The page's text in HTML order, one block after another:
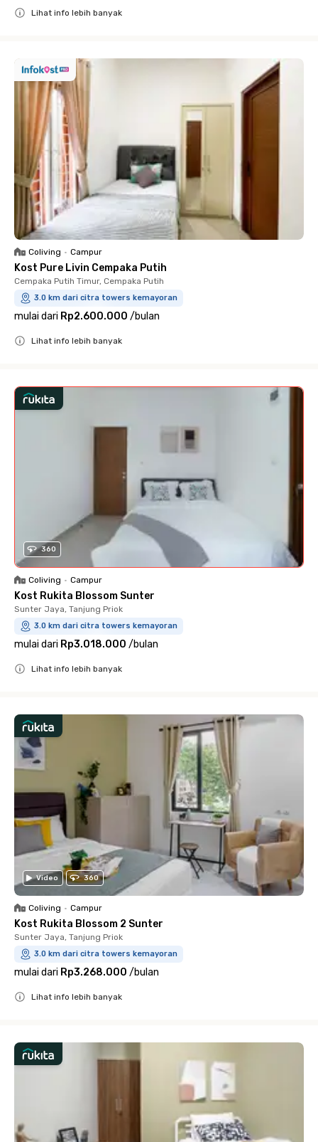
Lihat info lebih banyak
Coliving • Campur
Kost Pure Livin Cempaka Putih
Cempaka Putih Timur, Cempaka Putih
3.0 km dari citra towers kemayoran
mulai dari Rp2.600.000 /bulan
Lihat info lebih banyak
360
Coliving • Campur
Kost Rukita Blossom Sunter
Sunter Jaya, Tanjung Priok
3.0 km dari citra towers kemayoran
mulai dari Rp3.018.000 /bulan
Lihat info lebih banyak
Video 360
Coliving • Campur
Kost Rukita Blossom 2 Sunter
Sunter Jaya, Tanjung Priok
3.0 km dari citra towers kemayoran
mulai dari Rp3.268.000 /bulan
Lihat info lebih banyak